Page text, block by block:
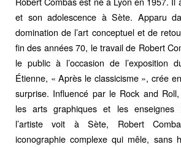
et son adolescence à Sète. Apparu
domination de l’art conceptuel et de
fin des années 70, le travail de Robert
le public à l’occasion de l’exposition
Étienne, « Après le classicisme », crée
surprise. Influencé par le Rock and
les arts graphiques et les enseignes
l’artiste voit à Sète, Robert
iconographie complexe qui mêle, sans